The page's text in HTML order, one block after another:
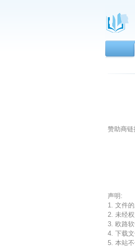
赞助商链
声明:
1. 文件
2. 未经
3. 欧路
4. 下载
5. 本站